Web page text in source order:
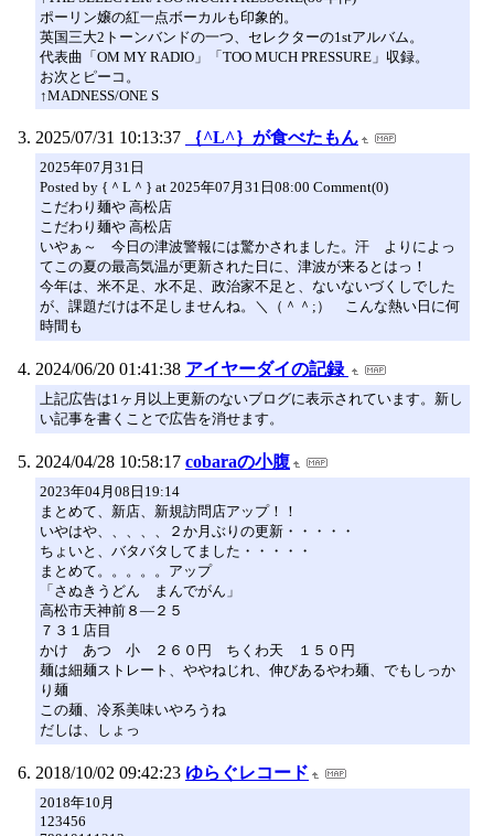
ポーリン嬢の紅一点ボーカルも印象的。
英国三大2トーンバンドの一つ、セレクターの1stアルバム。
代表曲「OM MY RADIO」「TOO MUCH PRESSURE」収録。
お次とピーコ。
↑MADNESS/ONE S
2025/07/31 10:13:37 ｛^L^｝が食べたもん
2025年07月31日
Posted by {＾L＾} at 2025年07月31日08:00 Comment(0)
こだわり麺や 高松店
こだわり麺や 高松店
いやぁ～ 今日の津波警報には驚かされました。汗 よりによっ
てこの夏の最高気温が更新された日に、津波が来るとはっ！
今年は、米不足、水不足、政治家不足と、ないないづくしでした
が、課題だけは不足しませんね。＼（＾＾;） こんな熱い日に何
時間も
2024/06/20 01:41:38 アイヤーダイの記録
上記広告は1ヶ月以上更新のないブログに表示されています。新し
い記事を書くことで広告を消せます。
2024/04/28 10:58:17 cobaraの小腹
2023年04月08日19:14
まとめて、新店、新規訪問店アップ！！
いやはや、、、、、２か月ぶりの更新・・・・・
ちょいと、バタバタしてました・・・・・
まとめて。。。。。アップ
「さぬきうどん まんでがん」
高松市天神前８―２５
７３１店目
かけ あつ 小 ２６０円 ちくわ天 １５０円
麺は細麺ストレート、ややねじれ、伸びあるやわ麺、でもしっか
り麺
この麺、冷系美味いやろうね
だしは、しょっ
2018/10/02 09:42:23 ゆらぐレコード
2018年10月
123456